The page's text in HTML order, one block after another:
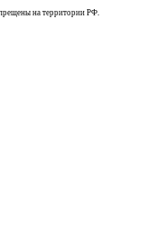
на территории РФ.